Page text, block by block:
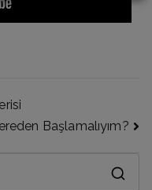
Başlamalıyım?